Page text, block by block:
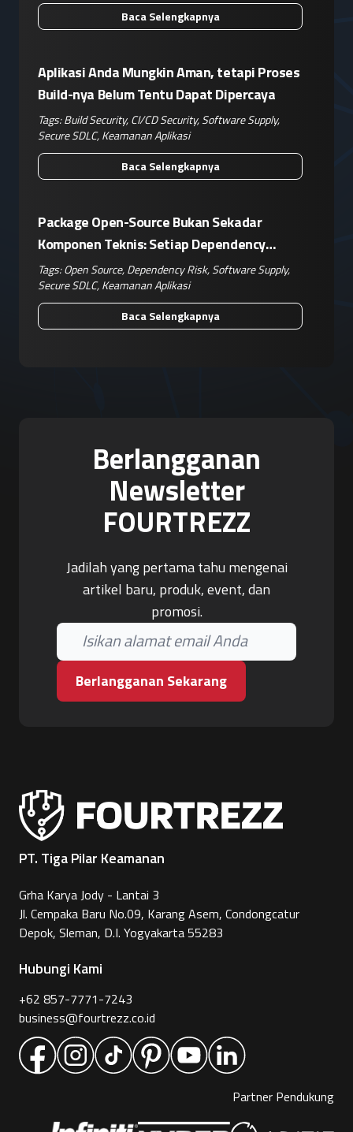
Baca Selengkapnya
Aplikasi Anda Mungkin Aman, tetapi Proses
Build-nya Belum Tentu Dapat Dipercaya
Tags:Build Security,CI/CD Security,Software Supply,
Secure SDLC,Keamanan Aplikasi
Baca Selengkapnya
Package Open-Source Bukan Sekadar
Komponen Teknis: Setiap Dependency
Adalah Keputusan Risiko Bisnis
Tags:Open Source,Dependency Risk,Software Supply,
Secure SDLC,Keamanan Aplikasi
Baca Selengkapnya
Berlangganan
Newsletter
FOURTREZZ
Jadilah yang pertama tahu mengenai
artikel baru, produk, event, dan
promosi.
Berlangganan Sekarang
PT. Tiga Pilar Keamanan
Grha Karya Jody - Lantai 3
Jl. Cempaka Baru No.09, Karang Asem, Condongcatur
Depok, Sleman, D.I. Yogyakarta 55283
Hubungi Kami
+62 857-7771-7243
business@fourtrezz.co.id
Partner Pendukung